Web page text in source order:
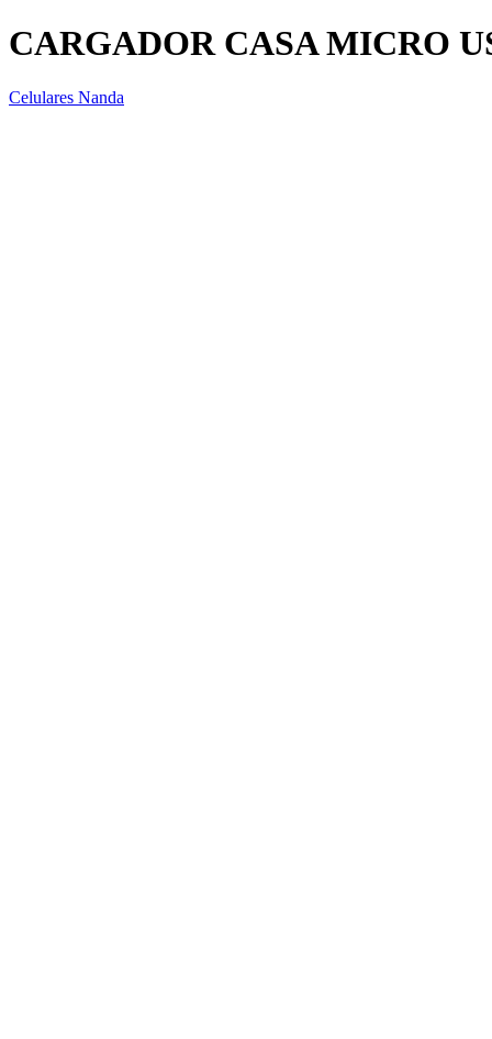
CARGADOR CASA MICRO
Celulares Nanda